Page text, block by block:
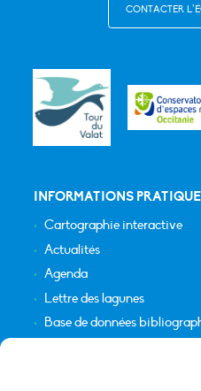
CONTACTER
INFORMATIONS
Cartographie interactive
Actualités
Agenda
Lettre des lagunes
Base de données